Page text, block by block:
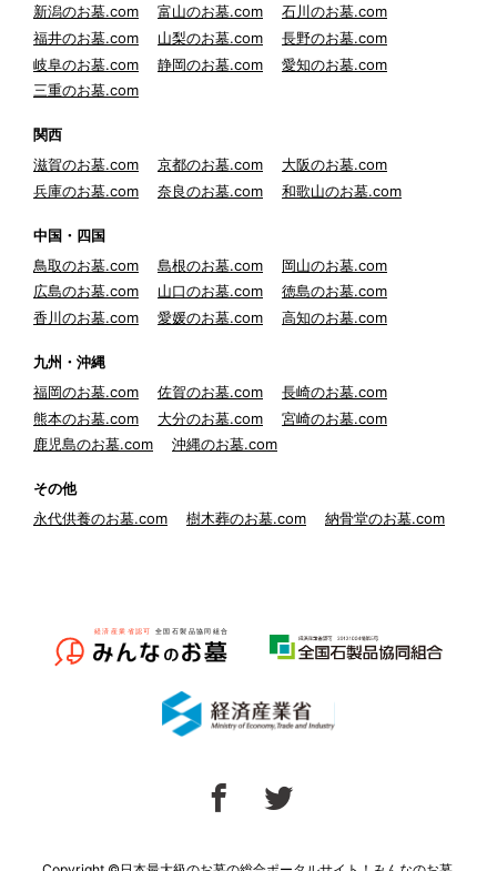
新潟のお墓.com
富山のお墓.com
石川のお墓.com
福井のお墓.com
山梨のお墓.com
長野のお墓.com
岐阜のお墓.com
静岡のお墓.com
愛知のお墓.com
三重のお墓.com
関西
滋賀のお墓.com
京都のお墓.com
大阪のお墓.com
兵庫のお墓.com
奈良のお墓.com 和歌山のお墓.com
中国・四国
鳥取のお墓.com
島根のお墓.com
岡山のお墓.com
広島のお墓.com
山口のお墓.com
徳島のお墓.com
香川のお墓.com
愛媛のお墓.com 高知のお墓.com
九州・沖縄
福岡のお墓.com
佐賀のお墓.com
長崎のお墓.com
熊本のお墓.com
大分のお墓.com
宮崎のお墓.com
鹿児島のお墓.com
沖縄のお墓.com
その他
永代供養のお墓.com
樹木葬のお墓.com 納骨堂のお墓.com